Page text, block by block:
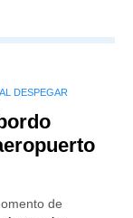
DESPEGAR
de